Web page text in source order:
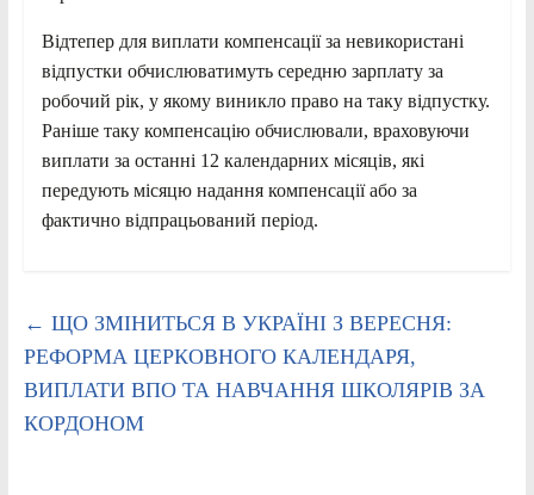
Відтепер для виплати компенсації за невикористані
відпустки обчислюватимуть середню зарплату за
робочий рік, у якому виникло право на таку відпустку.
Раніше таку компенсацію обчислювали, враховуючи
виплати за останні 12 календарних місяців, які
передують місяцю надання компенсації або за
фактично відпрацьований період.
← ЩО ЗМІНИТЬСЯ В УКРАЇНІ З ВЕРЕСНЯ:
РЕФОРМА ЦЕРКОВНОГО КАЛЕНДАРЯ,
ВИПЛАТИ ВПО ТА НАВЧАННЯ ШКОЛЯРІВ ЗА
КОРДОНОМ